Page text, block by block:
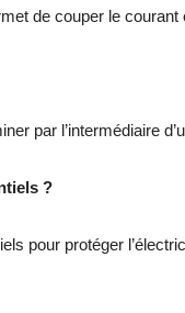
de couper le
par l’intermédiaire
?
pour protéger